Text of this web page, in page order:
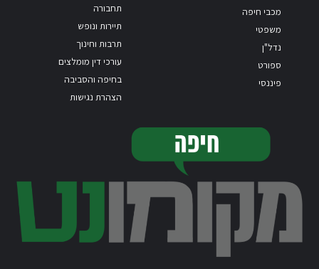
מכבי חיפה
משפטי
נדל"ן
ספורט
פיננסי
תחבורה
תיירות ונופש
תרבות וחינוך
עורכי דין מומלצים
בחיפה והסביבה
הצהרת נגישות